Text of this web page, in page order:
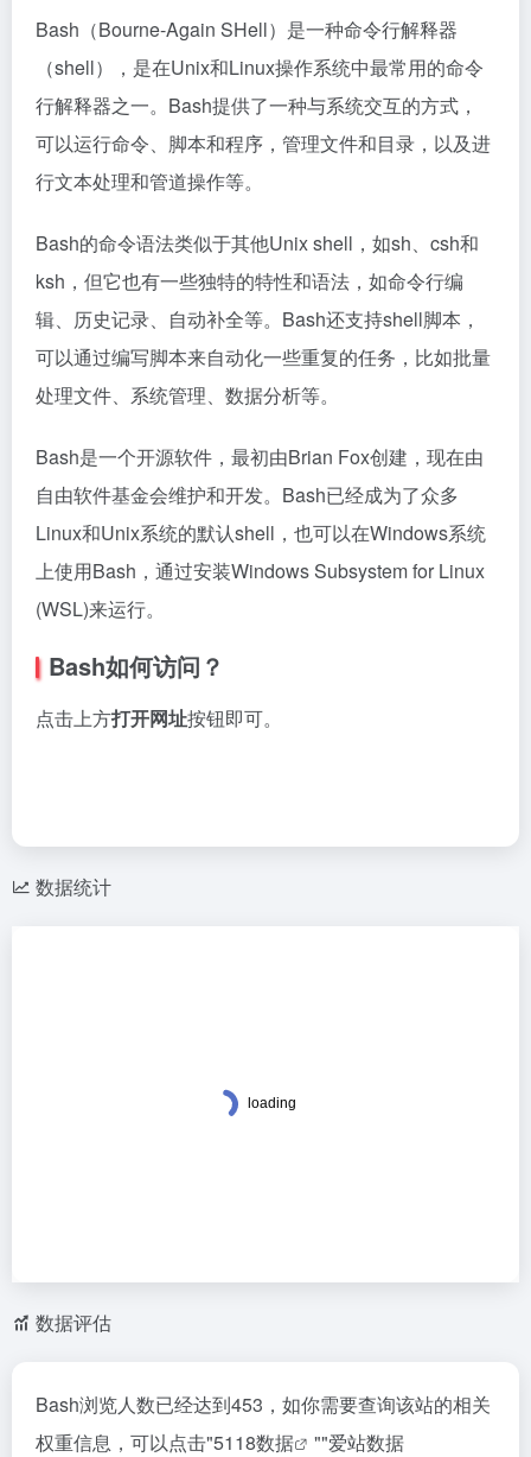
Bash（Bourne-Again SHell）是一种命令行解释器
（shell），是在Unix和Linux操作系统中最常用的命令
行解释器之一。Bash提供了一种与系统交互的方式，
可以运行命令、脚本和程序，管理文件和目录，以及进
行文本处理和管道操作等。
Bash的命令语法类似于其他Unix shell，如sh、csh和
ksh，但它也有一些独特的特性和语法，如命令行编
辑、历史记录、自动补全等。Bash还支持shell脚本，
可以通过编写脚本来自动化一些重复的任务，比如批量
处理文件、系统管理、数据分析等。
Bash是一个开源软件，最初由Brian Fox创建，现在由
自由软件基金会维护和开发。Bash已经成为了众多
Linux和Unix系统的默认shell，也可以在Windows系统
上使用Bash，通过安装Windows Subsystem for Linux
(WSL)来运行。
Bash如何访问？
点击上方打开网址按钮即可。
数据统计
数据评估
Bash浏览人数已经达到453，如你需要查询该站的相关
权重信息，可以点击"5118数据 ""爱站数据